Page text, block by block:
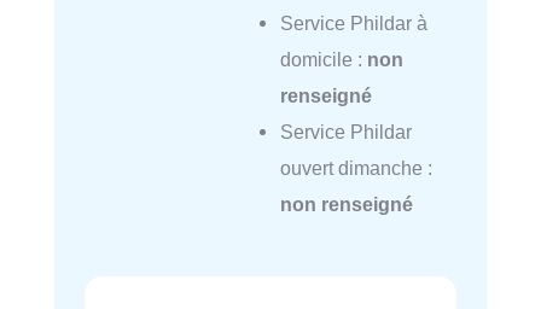
Service Phildar à
domicile : non
renseigné
Service Phildar
ouvert dimanche :
non renseigné